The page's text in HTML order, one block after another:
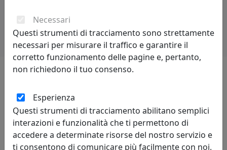
Necessari
Questi strumenti di tracciamento sono strettamente
necessari per misurare il traffico e garantire il
corretto funzionamento delle pagine e, pertanto,
non richiedono il tuo consenso.
Esperienza
Questi strumenti di tracciamento abilitano semplici
interazioni e funzionalità che ti permettono di
accedere a determinate risorse del nostro servizio e
ti consentono di comunicare più facilmente con noi.